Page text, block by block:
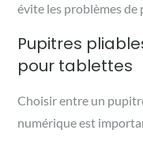
évite les problèmes de
Pupitres
pour tablettes
Choisir entre un
numérique est